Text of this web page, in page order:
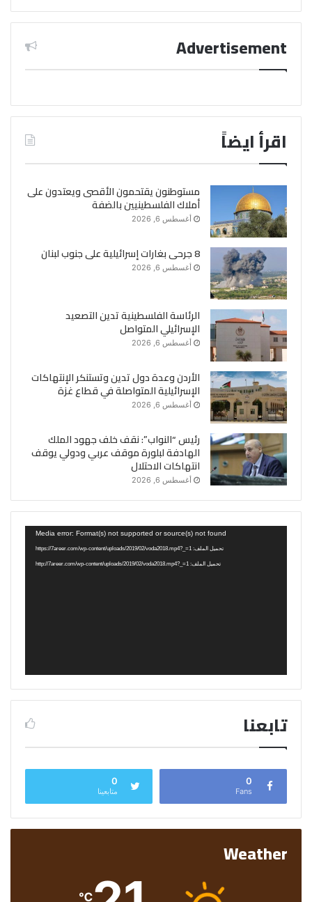
Advertisement
اقرأ ايضاً
مستوطنون يقتحمون الأقصى ويعتدون على
أملاك الفلسطينيين بالضفة
أغسطس 6, 2026
8 جرحى بغارات إسرائيلية على جنوب لبنان
أغسطس 6, 2026
الرئاسة الفلسطينية تدين التصعيد
الإسرائيلي المتواصل
أغسطس 6, 2026
الأردن وعدة دول تدين وتستنكر الإنتهاكات
الإسرائيلية المتواصلة في قطاع غزة
أغسطس 6, 2026
رئيس “النواب”: نقف خلف جهود الملك
الهادفة لبلورة موقف عربي ودولي يوقف
انتهاكات الاحتلال
أغسطس 6, 2026
Media error: Format(s) not supported or source(s) not found
تحميل الملف: https://7areer.com/wp-content/uploads/2019/02/voda2018.mp4?_=1
تحميل الملف: http://7areer.com/wp-content/uploads/2019/02/voda2018.mp4?_=1
تابعنا
0
Fans
0
متابعينا
Weather
℃